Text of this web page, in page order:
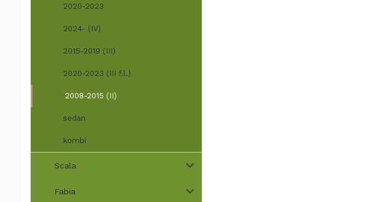
2020-2023
2024- (IV)
2015-2019 (III)
2020-2023 (III f.l.)
2008-2015 (II)
sedan
kombi
Scala
Fabia